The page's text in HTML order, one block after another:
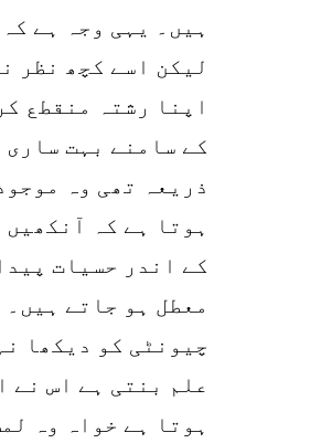
ہیں۔ یہی وجہ ہے
لیکن اسے کچھ نظر
اپنا رشتہ منقطع
کے سامنے بہت
ذریعہ تھی وہ
کے اندر حسیات
معطل ہو جاتے
چیونٹی کو دیکھا
علم بنتی ہے اس نے
ہوتا ہے خواہ وہ